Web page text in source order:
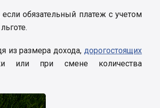
обязательный платеж с учетом
из размера дохода, дорогостоящих
или при смене количества